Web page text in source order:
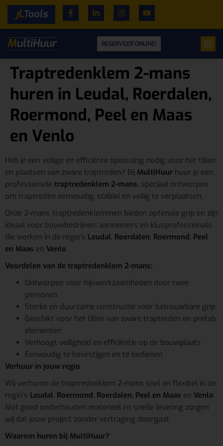
RESERVEER ONLINE!
Traptredenklem 2-mans
huren in Leudal, Roerdalen,
Roermond, Peel en Maas
en Venlo
Heb je een veilige en efficiënte oplossing nodig voor het tillen
en plaatsen van zware traptreden? Bij MultiHuur huur je een
professionele traptredenklem 2-mans, speciaal ontworpen
om traptreden eenvoudig, stabiel en veilig te verplaatsen.
Onze 2-mans traptredenklemmen bieden optimale grip en zijn
ideaal voor bouwbedrijven, aannemers en klusprofessionals
die werken in de regio’s Leudal, Roerdalen, Roermond, Peel
en Maas en Venlo.
Voordelen van de traptredenklem 2-mans:
Ontworpen voor hijswerkzaamheden door twee
personen
Sterke en duurzame constructie voor betrouwbare grip
Geschikt voor het tillen van zware traptreden en prefab
elementen
Verhoogt veiligheid en efficiëntie op de bouwplaats
Eenvoudig te bevestigen en te bedienen
Verhuur in jouw regio
Wij verhuren de traptredenklem 2-mans snel en flexibel in de
regio’s Leudal, Roermond, Roerdalen, Peel en Maas en Venlo.
Met goed onderhouden materieel en snelle levering zorgen
wij dat jouw project zonder vertraging doorgaat.
Waarom huren bij MultiHuur?